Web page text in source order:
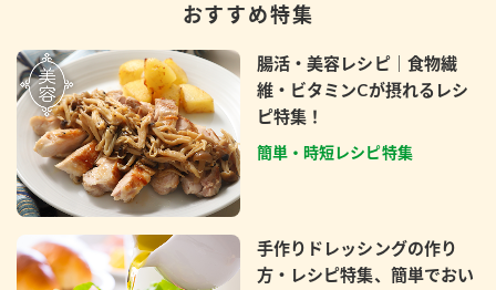
おすすめ特集
腸活・美容レシピ｜食物繊
維・ビタミンCが摂れるレシ
ピ特集！
簡単・時短レシピ特集
手作りドレッシングの作り
方・レシピ特集、簡単でおい